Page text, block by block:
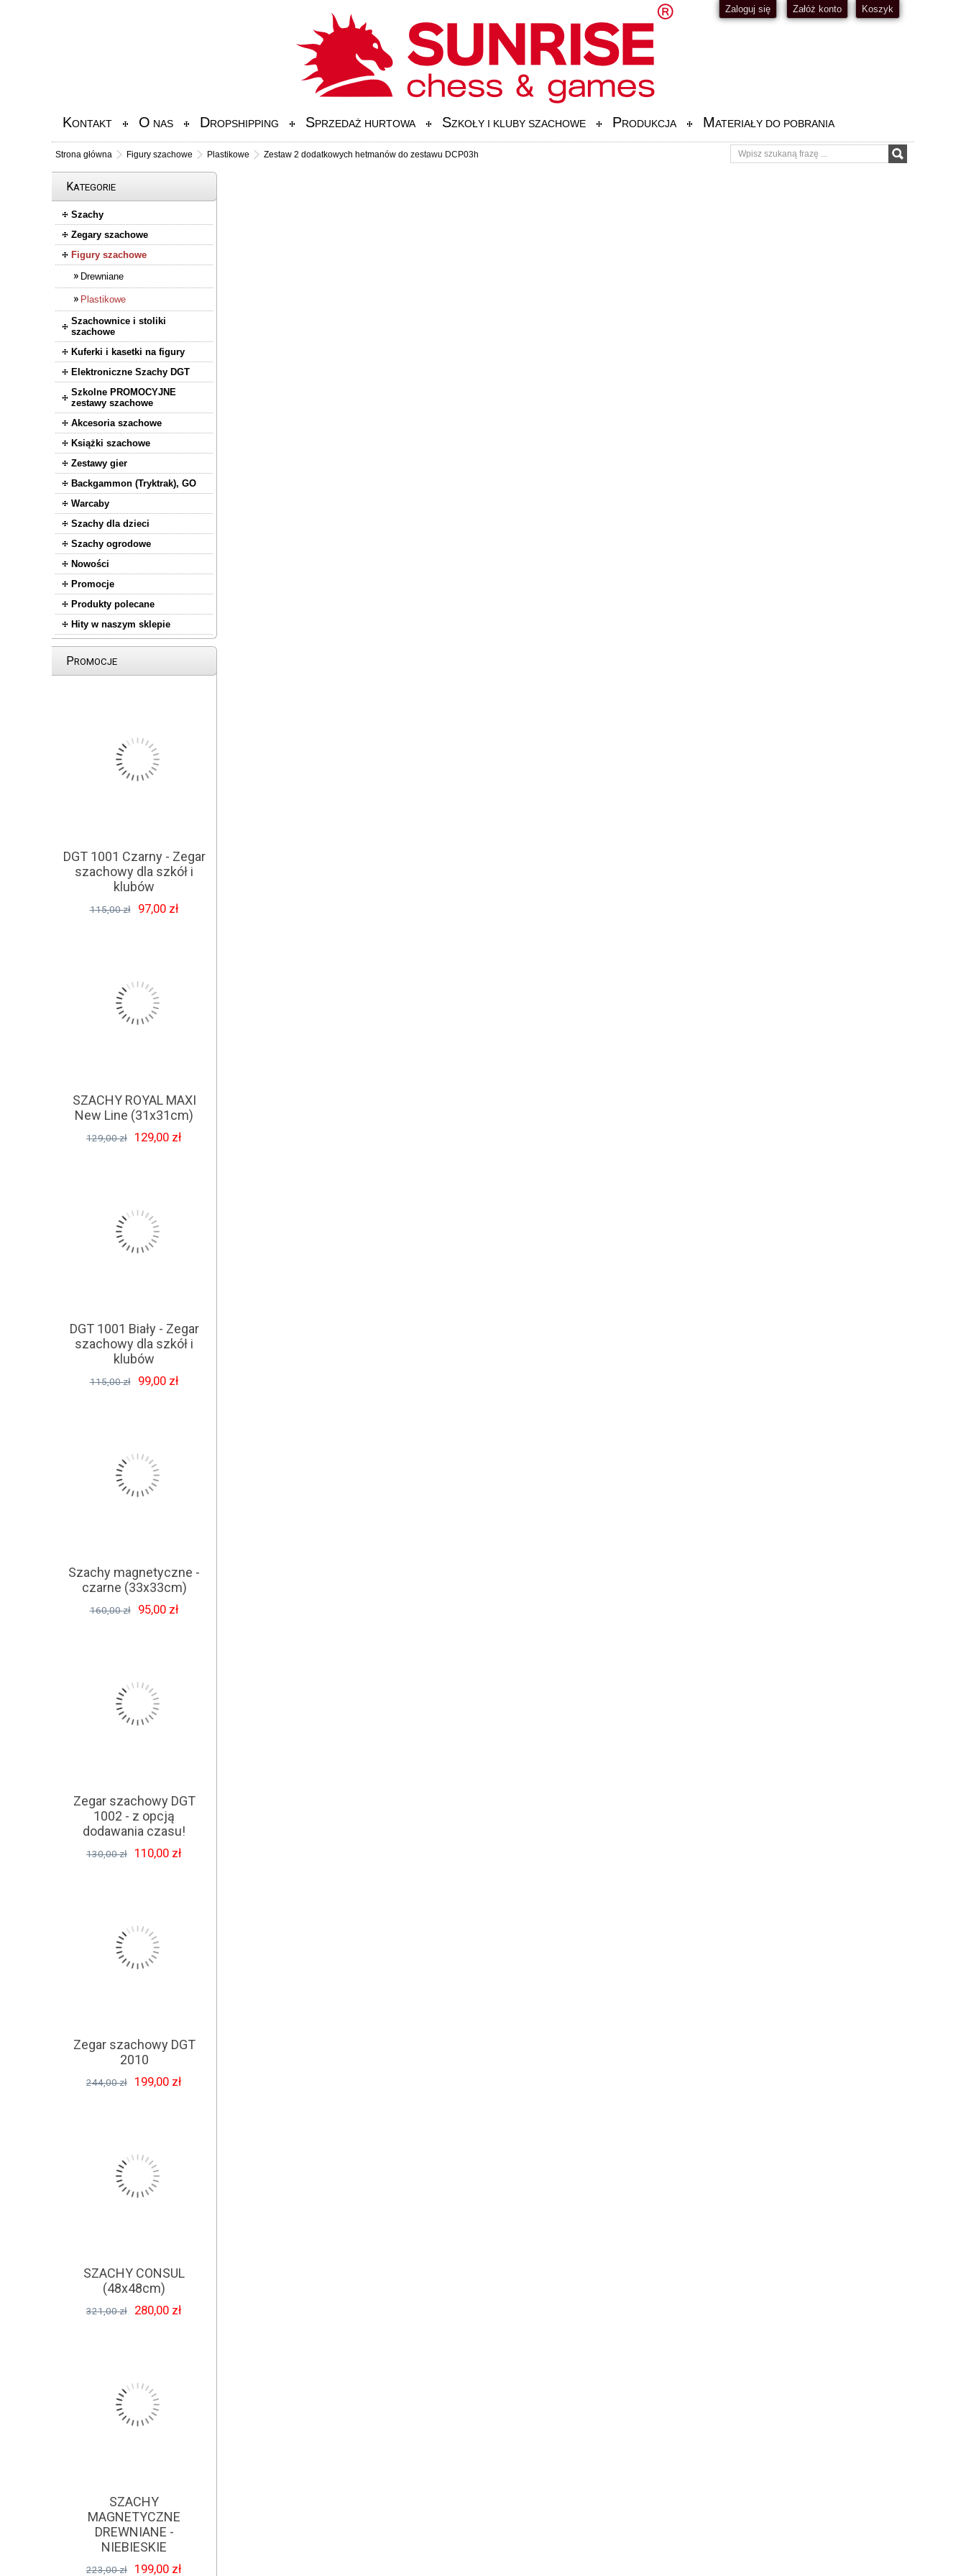
Zaloguj się Załóż konto Koszyk
KONTAKT O NAS DROPSHIPPING SPRZEDAŻ HURTOWA SZKOŁY I KLUBY SZACHOWE PRODUKCJA MATERIAŁY DO POBRANIA
Strona główna Figury szachowe Plastikowe Zestaw 2 dodatkowych hetmanów do zestawu DCP03h
KATEGORIE
Szachy
Zegary szachowe
Figury szachowe
Drewniane
Plastikowe
Szachownice i stoliki
szachowe
Kuferki i kasetki na figury
Elektroniczne Szachy DGT
Szkolne PROMOCYJNE
zestawy szachowe
Akcesoria szachowe
Książki szachowe
Zestawy gier
Backgammon (Tryktrak), GO
Warcaby
Szachy dla dzieci
Szachy ogrodowe
Nowości
Promocje
Produkty polecane
Hity w naszym sklepie
PROMOCJE
DGT 1001 Czarny - Zegar
szachowy dla szkół i
klubów
115,00 zł 97,00 zł
SZACHY ROYAL MAXI
New Line (31x31cm)
129,00 zł 129,00 zł
DGT 1001 Biały - Zegar
szachowy dla szkół i
klubów
115,00 zł 99,00 zł
Szachy magnetyczne -
czarne (33x33cm)
160,00 zł 95,00 zł
Zegar szachowy DGT
1002 - z opcją
dodawania czasu!
130,00 zł 110,00 zł
Zegar szachowy DGT
2010
244,00 zł 199,00 zł
SZACHY CONSUL
(48x48cm)
321,00 zł 280,00 zł
SZACHY
MAGNETYCZNE
DREWNIANE -
NIEBIESKIE
223,00 zł 199,00 zł